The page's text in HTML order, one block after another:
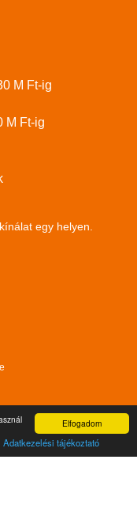
Elfogadom
Adatkezelési tájékoztató
M Ft-ig
M Ft-ig
egy helyen.
ügyviteli és